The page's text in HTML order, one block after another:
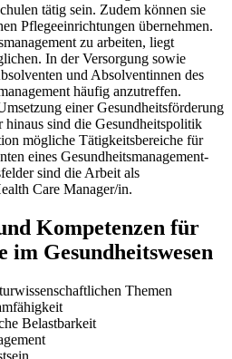
tätig sein. Zudem können sie
Pflegeeinrichtungen übernehmen.
zu arbeiten, liegt
In der Versorgung sowie
und Absolventinnen des
häufig anzutreffen.
einer Gesundheitsförderung
sind die Gesundheitspolitik
mögliche Tätigkeitsbereiche für
eines Gesundheitsmanagement-
sind die Arbeit als
Care Manager/in.
Kompetenzen für
im Gesundheitswesen
Themen
Belastbarkeit